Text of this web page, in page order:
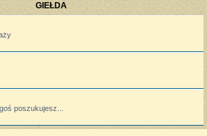
GIEŁDA
poszukujesz...